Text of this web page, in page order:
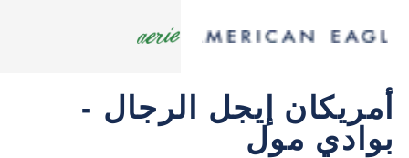
أمريكان إيجل الرجال -
بوادي مول